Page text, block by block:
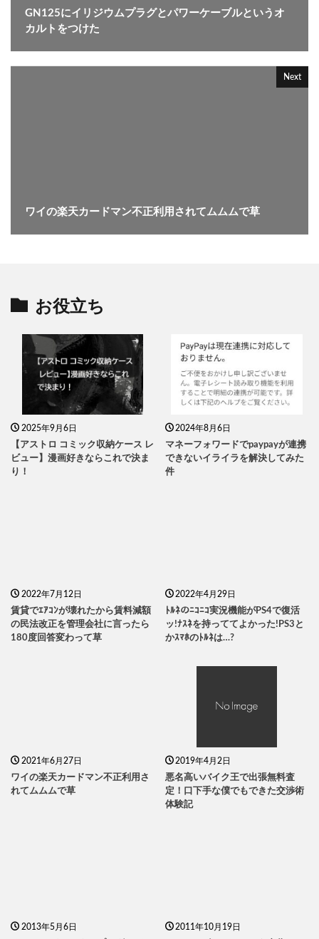
GN125にイリジウムプラグとパワーケーブルというオ
カルトをつけた
Next
ワイの楽天カードマン不正利用されてムムムで草
お役立ち
2025年9月6日
【アストロ コミック収納ケース レ
ビュー】漫画好きならこれで決ま
り！
2024年8月6日
マネーフォワードでpaypayが連携
できないイライラを解決してみた
件
2022年7月12日
賃貸でｴｱｺﾝが壊れたから賃料減額
の民法改正を管理会社に言ったら
180度回答変わって草
2022年4月29日
ﾄﾙﾈのﾆｺﾆｺ実況機能がPS4で復活
ッ!ﾅｽﾈを持っててよかった!PS3と
かｽﾏﾎのﾄﾙﾈは…?
2021年6月27日
ワイの楽天カードマン不正利用さ
れてムムムで草
2019年4月2日
悪名高いバイク王で出張無料査
定！口下手な僕でもできた交渉術
体験記
2013年5月6日 2011年10月19日